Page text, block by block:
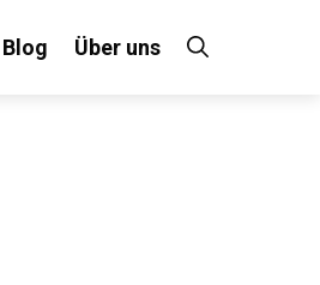
Blog Über uns